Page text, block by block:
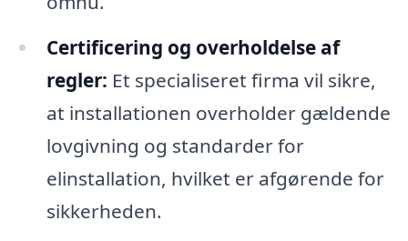
Certificering og overholdelse af
regler: Et specialiseret firma vil sikre,
at installationen overholder gældende
lovgivning og standarder for
elinstallation, hvilket er afgørende for
sikkerheden.